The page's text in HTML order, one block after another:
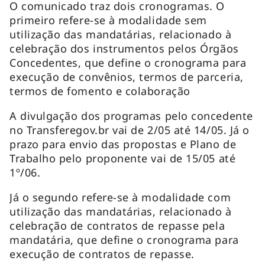
O comunicado traz dois cronogramas. O
primeiro refere-se à modalidade sem
utilização das mandatárias, relacionado à
celebração dos instrumentos pelos Órgãos
Concedentes, que define o cronograma para
execução de convênios, termos de parceria,
termos de fomento e colaboração
A divulgação dos programas pelo concedente
no Transferegov.br vai de 2/05 até 14/05. Já o
prazo para envio das propostas e Plano de
Trabalho pelo proponente vai de 15/05 até
1º/06.
Já o segundo refere-se à modalidade com
utilização das mandatárias, relacionado à
celebração de contratos de repasse pela
mandatária, que define o cronograma para
execução de contratos de repasse.